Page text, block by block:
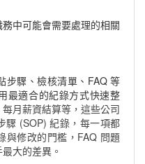
中可能會需要處理的相關
步驟、檢核清單、FAQ 等
最適合的紀錄方式快速整
月薪資結算等，這些公司
驟 (SOP) 紀錄，每一項都
與修改的門檻，FAQ 問題
大的差異。